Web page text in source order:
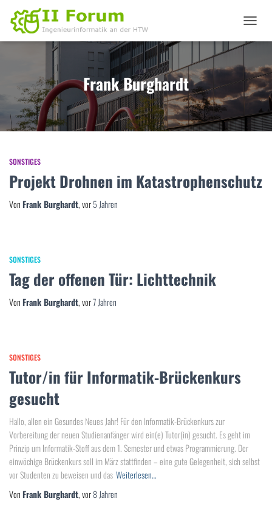
Frank Burghardt
SONSTIGES
Projekt Drohnen im Katastrophenschutz
VonFrank Burghardt, vor5 Jahren
SONSTIGES
Tag der offenen Tür: Lichttechnik
VonFrank Burghardt, vor7 Jahren
SONSTIGES
Tutor/in für Informatik-Brückenkurs
gesucht
Hallo, allen ein Gesundes Neues Jahr! Für den Informatik-Brückenkurs zur
Vorbereitung der neuen Studienanfänger wird ein(e) Tutor(in) gesucht. Es geht im
Prinzip um Informatik-Stoff aus dem 1. Semester und etwas Programmierung. Der
einwöchige Brückenkurs soll im März stattfinden – eine gute Gelegenheit, sich selbst
vor Studenten zu beweisen und das Weiterlesen…
VonFrank Burghardt, vor8 Jahren